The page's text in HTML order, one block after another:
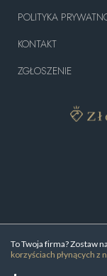
To Twoja firma? Zostaw
korzyściach płynących z
POLITYKA
KONTAKT
ZGŁOSZENIE